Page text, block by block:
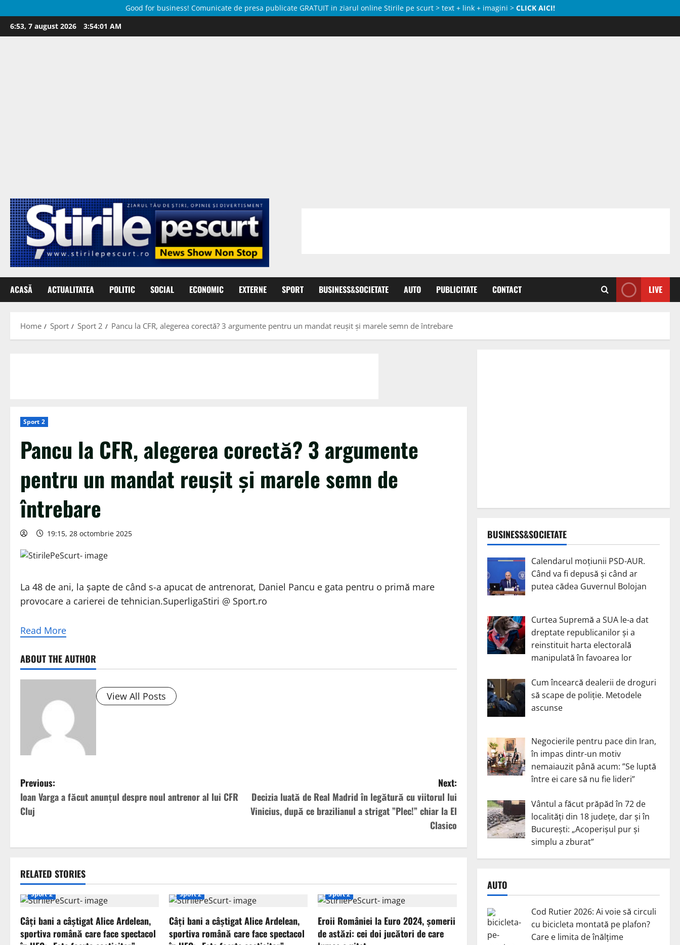
Good for business! Comunicate de presa publicate GRATUIT in ziarul online Stirile pe scurt > text + link + imagini > CLICK AICI!
Skip
to
6:53, 7 august 2026 3:54:02 AM
ACASĂ ACTUALITATEA POLITIC SOCIAL ECONOMIC EXTERNE SPORT BUSINESS&SOCIETATE AUTO PUBLICITATE CONTACT LIVE
Home Sport Sport 2 Pancu la CFR, alegerea corectă? 3 argumente pentru un mandat reușit și marele semn de întrebare
Sport 2
Pancu la CFR, alegerea corectă? 3 argumente
pentru un mandat reușit și marele semn de
întrebare
19:15, 28 octombrie 2025
La 48 de ani, la șapte de când s-a apucat de antrenorat, Daniel Pancu e gata pentru o primă mare
provocare a carierei de tehnician.SuperligaStiri @ Sport.ro
Read More
ABOUT THE AUTHOR
View All Posts
P
o
t
n
a
v
i
Previous:
Ioan Varga a făcut anunțul despre noul antrenor al lui CFR
Cluj
Next:
Decizia luată de Real Madrid în legătură cu viitorul lui
Vinicius, după ce brazilianul a strigat ”Plec!” chiar la El
Clasico
RELATED STORIES
Sport 2
Câți bani a câștigat Alice Ardelean,
sportiva română care face spectacol
Sport 2
Câți bani a câștigat Alice Ardelean,
sportiva română care face spectacol
Sport 2
Eroii României la Euro 2024, șomerii
de astăzi: cei doi jucători de care
BUSINESS&SOCIETATE
Calendarul moțiunii PSD-AUR.
Când va fi depusă și când ar
putea cădea Guvernul Bolojan
Curtea Supremă a SUA le-a dat
dreptate republicanilor și a
reinstituit harta electorală
manipulată în favoarea lor
Cum încearcă dealerii de droguri
să scape de poliție. Metodele
ascunse
Negocierile pentru pace din Iran,
în impas dintr-un motiv
nemaiauzit până acum: ”Se luptă
între ei care să nu fie lideri”
Vântul a făcut prăpăd în 72 de
localități din 18 județe, dar și în
București: „Acoperișul pur și
simplu a zburat”
AUTO
Cod Rutier 2026: Ai voie să circuli
cu bicicleta montată pe plafon?
Care e limita de înălțime